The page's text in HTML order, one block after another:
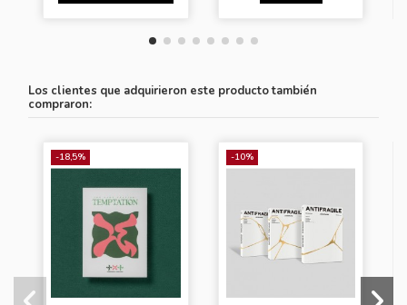
Los clientes que adquirieron este producto también
compraron:
-18,5% -10%